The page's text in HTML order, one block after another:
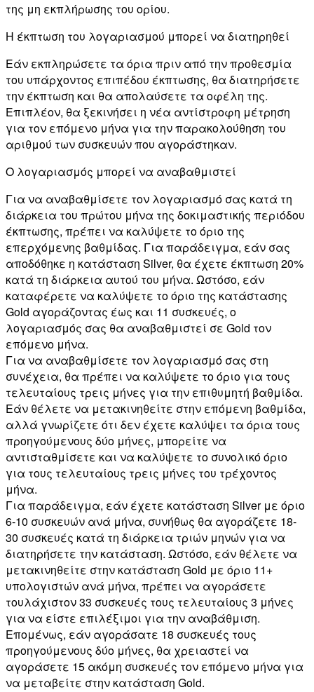
της μη εκπλήρωσης του ορίου.
Η έκπτωση του λογαριασμού μπορεί να διατηρηθεί
Εάν εκπληρώσετε τα όρια πριν από την προθεσμία
του υπάρχοντος επιπέδου έκπτωσης, θα διατηρήσετε
την έκπτωση και θα απολαύσετε τα οφέλη της.
Επιπλέον, θα ξεκινήσει η νέα αντίστροφη μέτρηση
για τον επόμενο μήνα για την παρακολούθηση του
αριθμού των συσκευών που αγοράστηκαν.
Ο λογαριασμός μπορεί να αναβαθμιστεί
Για να αναβαθμίσετε τον λογαριασμό σας κατά τη
διάρκεια του πρώτου μήνα της δοκιμαστικής περιόδου
έκπτωσης, πρέπει να καλύψετε το όριο της
επερχόμενης βαθμίδας. Για παράδειγμα, εάν σας
αποδόθηκε η κατάσταση Silver, θα έχετε έκπτωση 20%
κατά τη διάρκεια αυτού του μήνα. Ωστόσο, εάν
καταφέρετε να καλύψετε το όριο της κατάστασης
Gold αγοράζοντας έως και 11 συσκευές, ο
λογαριασμός σας θα αναβαθμιστεί σε Gold τον
επόμενο μήνα.
Για να αναβαθμίσετε τον λογαριασμό σας στη
συνέχεια, θα πρέπει να καλύψετε το όριο για τους
τελευταίους τρεις μήνες για την επιθυμητή βαθμίδα.
Εάν θέλετε να μετακινηθείτε στην επόμενη βαθμίδα,
αλλά γνωρίζετε ότι δεν έχετε καλύψει τα όρια τους
προηγούμενους δύο μήνες, μπορείτε να
αντισταθμίσετε και να καλύψετε το συνολικό όριο
για τους τελευταίους τρεις μήνες του τρέχοντος
μήνα.
Για παράδειγμα, εάν έχετε κατάσταση Silver με όριο
6-10 συσκευών ανά μήνα, συνήθως θα αγοράζετε 18-
30 συσκευές κατά τη διάρκεια τριών μηνών για να
διατηρήσετε την κατάσταση. Ωστόσο, εάν θέλετε να
μετακινηθείτε στην κατάσταση Gold με όριο 11+
υπολογιστών ανά μήνα, πρέπει να αγοράσετε
τουλάχιστον 33 συσκευές τους τελευταίους 3 μήνες
για να είστε επιλέξιμοι για την αναβάθμιση.
Επομένως, εάν αγοράσατε 18 συσκευές τους
προηγούμενους δύο μήνες, θα χρειαστεί να
αγοράσετε 15 ακόμη συσκευές τον επόμενο μήνα για
να μεταβείτε στην κατάσταση Gold.